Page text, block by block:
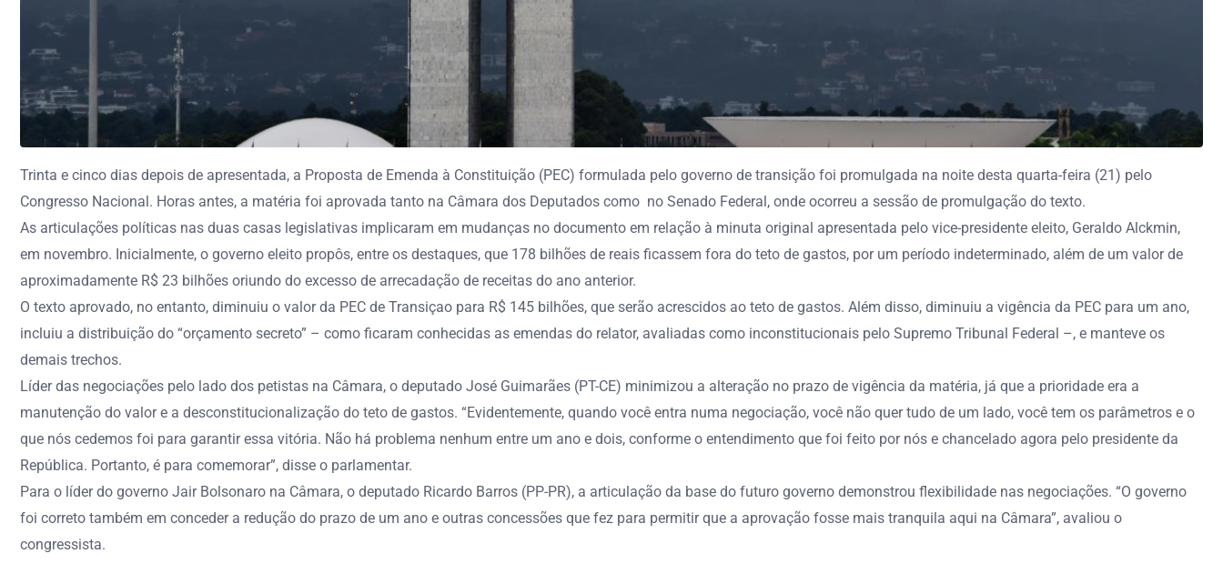
Trinta e cinco dias depois de apresentada, a Proposta de Emenda à Constituição (PEC) formulada pelo governo de transição foi promulgada na noite desta quarta-feira (21) pelo
Congresso Nacional. Horas antes, a matéria foi aprovada tanto na Câmara dos Deputados como no Senado Federal, onde ocorreu a sessão de promulgação do texto.
As articulações políticas nas duas casas legislativas implicaram em mudanças no documento em relação à minuta original apresentada pelo vice-presidente eleito, Geraldo Alckmin,
em novembro. Inicialmente, o governo eleito propôs, entre os destaques, que 178 bilhões de reais ficassem fora do teto de gastos, por um período indeterminado, além de um valor de
aproximadamente R$ 23 bilhões oriundo do excesso de arrecadação de receitas do ano anterior.
O texto aprovado, no entanto, diminuiu o valor da PEC de Transiçao para R$ 145 bilhões, que serão acrescidos ao teto de gastos. Além disso, diminuiu a vigência da PEC para um ano,
incluiu a distribuição do “orçamento secreto” – como ficaram conhecidas as emendas do relator, avaliadas como inconstitucionais pelo Supremo Tribunal Federal –, e manteve os
demais trechos.
Líder das negociações pelo lado dos petistas na Câmara, o deputado José Guimarães (PT-CE) minimizou a alteração no prazo de vigência da matéria, já que a prioridade era a
manutenção do valor e a desconstitucionalização do teto de gastos. “Evidentemente, quando você entra numa negociação, você não quer tudo de um lado, você tem os parâmetros e o
que nós cedemos foi para garantir essa vitória. Não há problema nenhum entre um ano e dois, conforme o entendimento que foi feito por nós e chancelado agora pelo presidente da
República. Portanto, é para comemorar”, disse o parlamentar.
Para o líder do governo Jair Bolsonaro na Câmara, o deputado Ricardo Barros (PP-PR), a articulação da base do futuro governo demonstrou flexibilidade nas negociações. “O governo
foi correto também em conceder a redução do prazo de um ano e outras concessões que fez para permitir que a aprovação fosse mais tranquila aqui na Câmara”, avaliou o
congressista.